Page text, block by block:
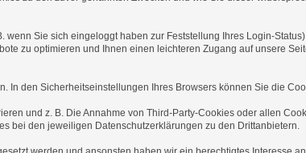
Sie sich eingeloggt haben zur Feststellung Ihres Login-
zu optimieren und Ihnen einen leichteren Zugang auf unsere
den Sicherheitseinstellungen Ihres Browsers können Sie die
und z. B. Die Annahme von Third-Party-Cookies oder allen
bei den jeweiligen Datenschutzerklärungen zu den Drittanbietern.